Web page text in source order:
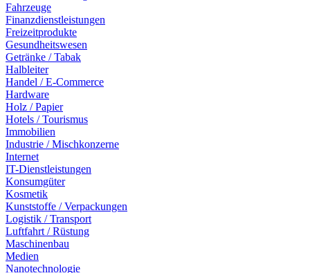
Fahrzeuge
Finanzdienstleistungen
Freizeitprodukte
Gesundheitswesen
Getränke / Tabak
Halbleiter
Handel / E-Commerce
Hardware
Holz / Papier
Hotels / Tourismus
Immobilien
Industrie / Mischkonzerne
Internet
IT-Dienstleistungen
Konsumgüter
Kosmetik
Kunststoffe / Verpackungen
Logistik / Transport
Luftfahrt / Rüstung
Maschinenbau
Medien
Nanotechnologie